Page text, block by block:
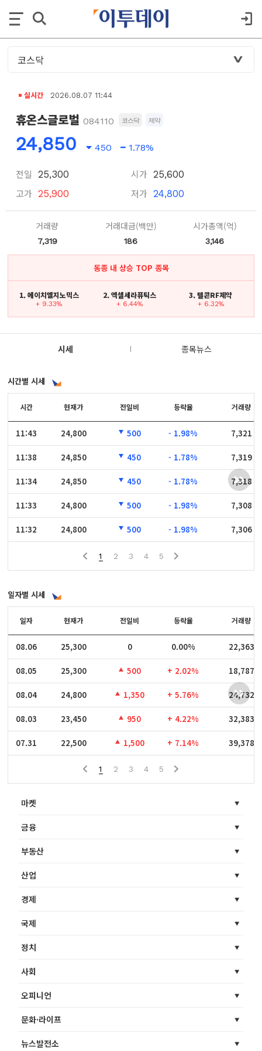
실시간 2026.08.07 11:44
휴온스글로벌 084110 코스닥 제약
24,850 450 1.78%
전일 25,300
고가 25,900
시가 25,600
저가 24,800
거래량
7,319
거래대금(백만)
186
시가총액(억)
3,146
동종 내 상승 TOP 종목
1. 에이치엘지노믹스
+ 9.33%
2. 엑셀세라퓨틱스
+ 6.44%
3. 텔콘RF제약
+ 6.32%
시세 종목뉴스
시간별 시세
시간
11:43
11:38
11:34
11:33
11:32
시간 현재가 전일비 등락율 거래량
11:43 24,800 500 - 1.98% 7,321
11:38 24,850 450 - 1.78% 7,319
11:34 24,850 450 - 1.78% 7,318
11:33 24,800 500 - 1.98% 7,308
11:32 24,800 500 - 1.98% 7,306
1 2 3 4 5
일자별 시세
일자
08.06
08.05
08.04
08.03
07.31
일자 현재가 전일비 등락율 거래량
08.06 25,300 0 0.00% 22,363
08.05 25,300 500 + 2.02% 18,787
08.04 24,800 1,350 + 5.76% 24,732
08.03 23,450 950 + 4.22% 32,383
07.31 22,500 1,500 + 7.14% 39,378
1 2 3 4 5
마켓
금융
부동산
산업
경제
국제
정치
사회
오피니언
문화·라이프
뉴스발전소